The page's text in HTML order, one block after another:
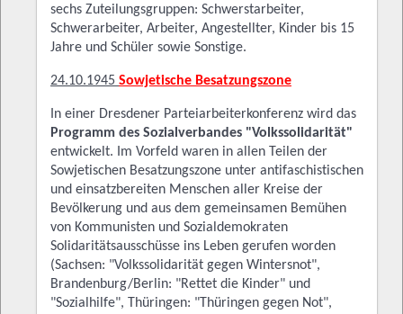
sechs Zuteilungsgruppen: Schwerstarbeiter,
Schwerarbeiter, Arbeiter, Angestellter, Kinder bis 15
Jahre und Schüler sowie Sonstige.
24.10.1945 Sowjetische Besatzungszone
In einer Dresdener Parteiarbeiterkonferenz wird das
Programm des Sozialverbandes "Volkssolidarität"
entwickelt. Im Vorfeld waren in allen Teilen der
Sowjetischen Besatzungszone unter antifaschistischen
und einsatzbereiten Menschen aller Kreise der
Bevölkerung und aus dem gemeinsamen Bemühen
von Kommunisten und Sozialdemokraten
Solidaritätsausschüsse ins Leben gerufen worden
(Sachsen: "Volkssolidarität gegen Wintersnot",
Brandenburg/Berlin: "Rettet die Kinder" und
"Sozialhilfe", Thüringen: "Thüringen gegen Not",